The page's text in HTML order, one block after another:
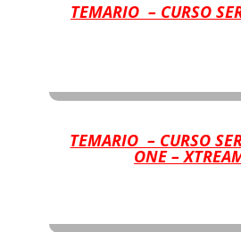
TEMARIO – CURSO
TEMARIO – CURSO
ONE –